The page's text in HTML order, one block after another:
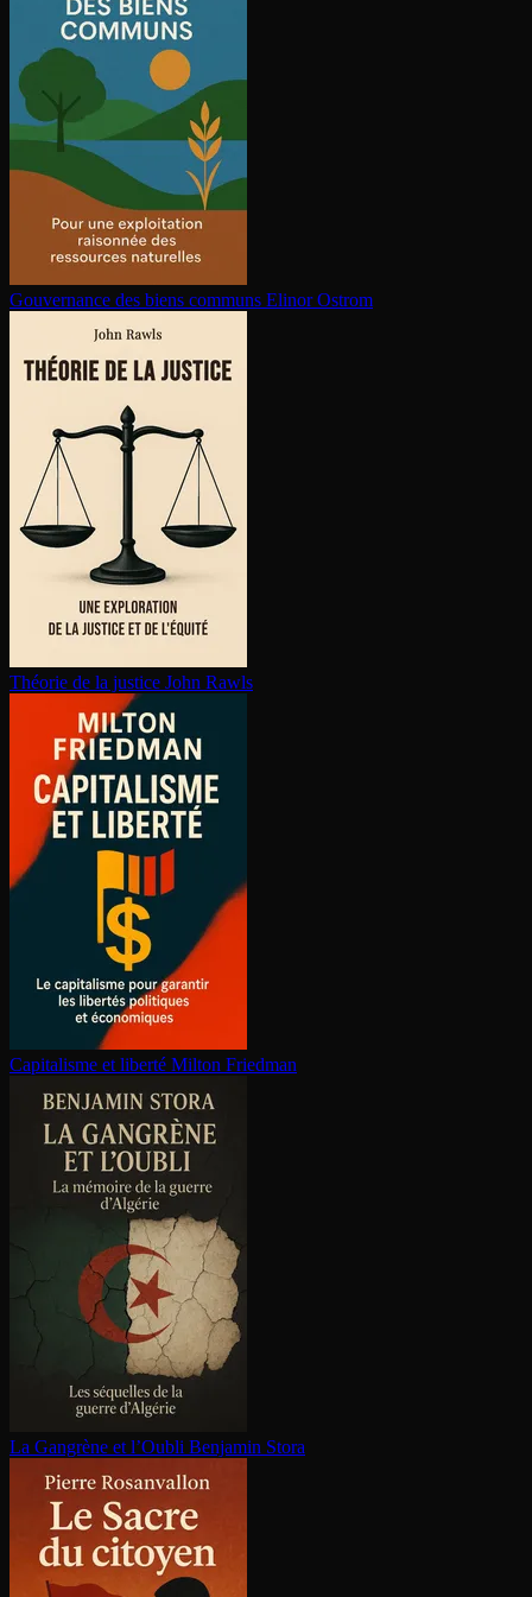
Gouvernance des biens communs Elinor Ostrom
Théorie de la justice John Rawls
Capitalisme et liberté Milton Friedman
La Gangrène et l’Oubli Benjamin Stora